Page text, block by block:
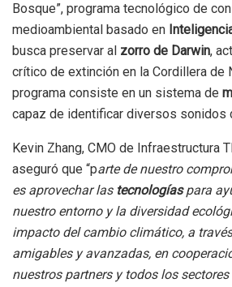
Bosque”, programa tecnológico de
medioambiental basado en
busca preservar al zorro de Darwin,
crítico de extinción en la Cordillera de
programa consiste en un sistema de
capaz de identificar diversos sonidos
Kevin Zhang, CMO de Infraestructura
aseguró que “parte de nuestro
es aprovechar las tecnologíaspara
nuestro entorno y la diversidad
impacto del cambio climático, a
amigables y avanzadas, en
nuestros partners y todos los